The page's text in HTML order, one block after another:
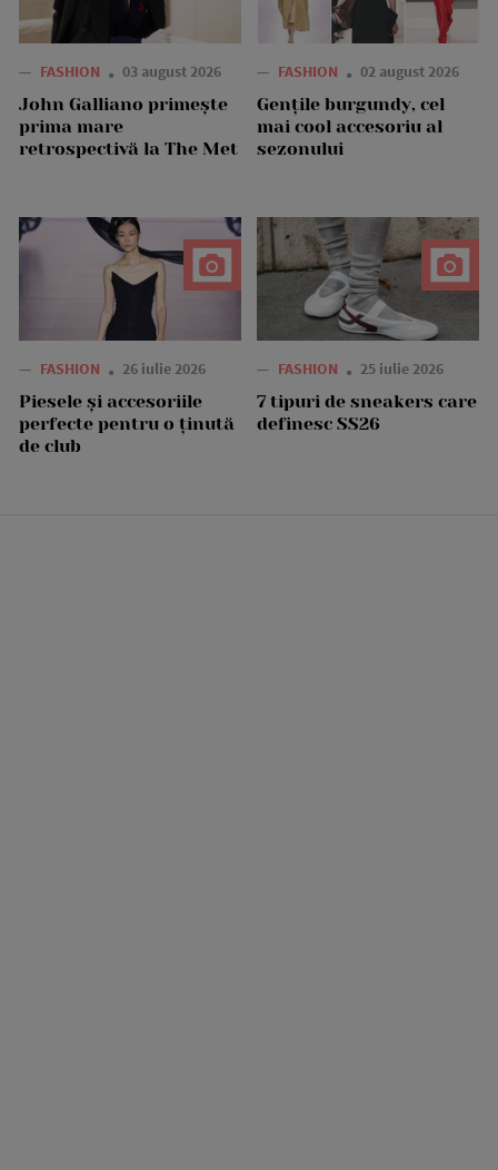
— FASHION 03 august 2026
John Galliano primește
prima mare
retrospectivă la The Met
— FASHION 02 august 2026
Gențile burgundy, cel
mai cool accesoriu al
sezonului
— FASHION 26 iulie 2026
Piesele și accesoriile
perfecte pentru o ținută
de club
— FASHION 25 iulie 2026
7 tipuri de sneakers care
definesc SS26